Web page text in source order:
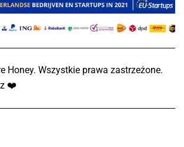
Honey. Wszystkie prawa zastrzeżone.
❤️